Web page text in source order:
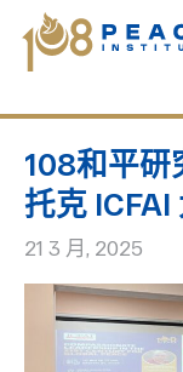
108和平研
托克 ICFAI
21 3 月, 2025